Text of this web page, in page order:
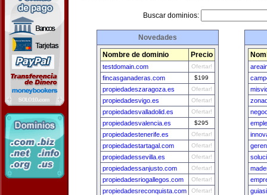
Buscar dominios:
Novedades
Nombre de dominio Precio
testdomain.com Ofertar!
fincasganaderas.com $199
propiedadeszaragoza.es Ofertar!
propiedadesvigo.es Ofertar!
propiedadesvalladolid.es Ofertar!
propiedadesvalencia.es $295
propiedadestenerife.es Ofertar!
propiedadestartagal.com Ofertar!
propiedadessevilla.es Ofertar!
propiedadessanjusto.com Ofertar!
propiedadesriogallegos.com Ofertar!
propiedadesreconquista.com Ofertar!